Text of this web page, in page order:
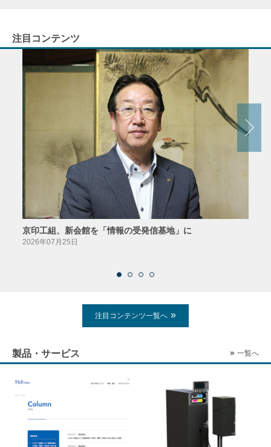
注目コンテンツ
京印工組、新会館を「情報の受発信基地」に
2026年07月25日
注目コンテンツ一覧へ
製品・サービス 一覧へ